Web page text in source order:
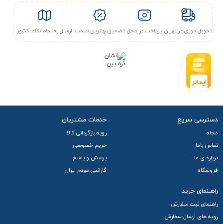
تحویل فوری در تهران پرداخت در محل تضمین بهترین قیمت ارسال به تمام نقاط کشور
دسترسی سریع
مجله
تماس باما
درباره ی ما
فروشگاه
خدمات مشتریان
رویه بازگردانی کالا
حریم خصوصی
پرسش و پاسخ
گارانتی مودم ایران
راهـنمای خرید
راهنمای ثبت سفارش
رویه های ارسال سفارش